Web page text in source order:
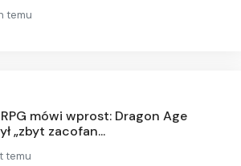
temu
mówi wprost: Dragon Age
„zbyt zacofan...
temu